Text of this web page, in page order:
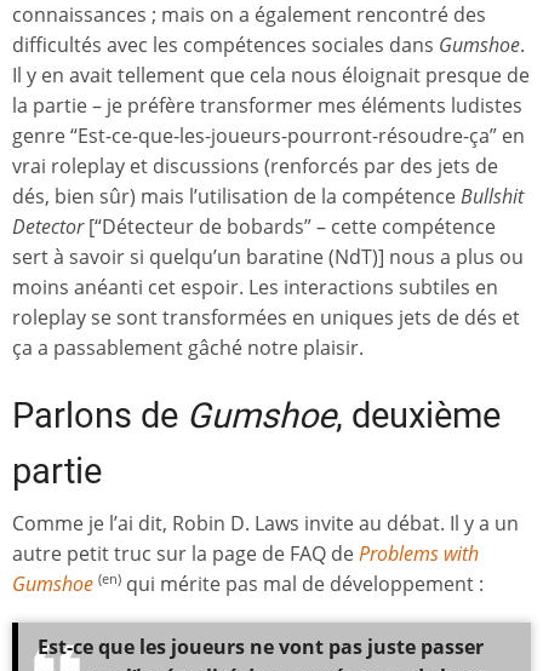
connaissances ; mais on a également rencontré des
difficultés avec les compétences sociales dans Gumshoe.
Il y en avait tellement que cela nous éloignait presque de
la partie – je préfère transformer mes éléments ludistes
genre “Est-ce-que-les-joueurs-pourront-résoudre-ça” en
vrai roleplay et discussions (renforcés par des jets de
dés, bien sûr) mais l’utilisation de la compétenceBullshit
Detector[“Détecteur de bobards” – cette compétence
sert à savoir si quelqu’un baratine (NdT)] nous a plus ou
moins anéanti cet espoir. Les interactions subtiles en
roleplay se sont transformées en uniques jets de dés et
ça a passablement gâché notre plaisir.
Parlons de Gumshoe, deuxième
partie
Comme je l’ai dit, Robin D. Laws invite au débat. Il y a un
autre petit truc sur la page de FAQ deProblems with
Gumshoe (en) qui mérite pas mal de développement :
Est-ce que les joueurs ne vont pas juste passer